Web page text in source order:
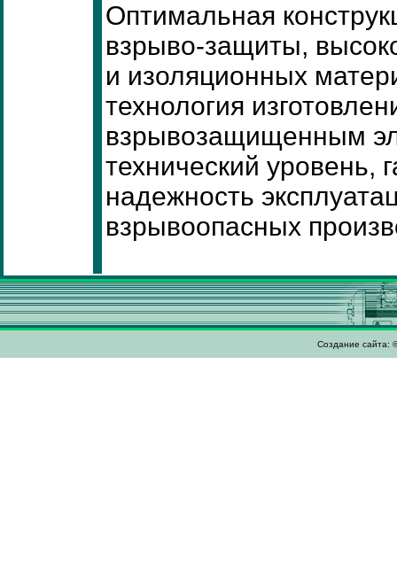
Оптимальная
взрыво-защиты,
и изоляционных
технология
взрывозащищенным
технический уровень,
надежность
взрывоопасных
Создание сайта: